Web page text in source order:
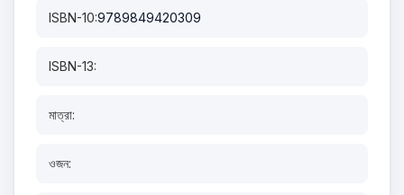
ISBN-10:9789849420309
ISBN-13:
মাত্রা:
ওজন: